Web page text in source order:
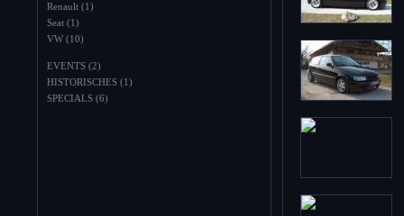
Renault (1)
Seat (1)
VW (10)
EVENTS (2)
HISTORISCHES (1)
SPECIALS (6)